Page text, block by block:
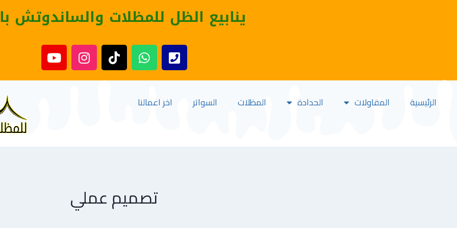
ينابيع الظل للمظلات والساندوتش
الرئيسية المقاولات الحدادة المظلات السواتر اخر اعمالنا
تصميم عملي